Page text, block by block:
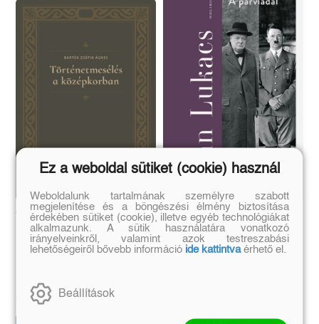
Történetmesélés a
középkorban
Eredeti ár:
6 990 Ft
Kötött ár:
6 291 Ft
A párviadal
Ez a weboldal sütiket (cookie) használ
Weboldalunk tartalmának személyre szabott
megjelenítése és a böngészési élmény biztosítása
érdekében sütiket (cookie), illetve egyéb technológiákat
alkalmazunk. A sütik használatára vonatkozó
irányelveinkről, valamint azok testreszabási
lehetőségeiről bővebb információ ide kattintvaérhető el.
Beállítások